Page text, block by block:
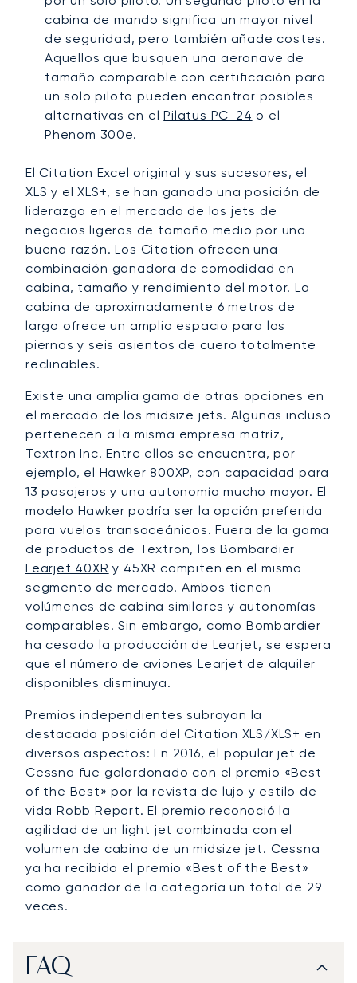
cabina de mando significa un mayor nivel
de seguridad, pero también añade costes.
Aquellos que busquen una aeronave de
tamaño comparable con certificación para
un solo piloto pueden encontrar posibles
alternativas en elPilatus PC-24 o el
Phenom 300e.
El Citation Excel original y sus sucesores, el
XLS y el XLS+, se han ganado una posición de
liderazgo en el mercado de los jets de
negocios ligeros de tamaño medio por una
buena razón. Los Citation ofrecen una
combinación ganadora de comodidad en
cabina, tamaño y rendimiento del motor. La
cabina de aproximadamente 6 metros de
largo ofrece un amplio espacio para las
piernas y seis asientos de cuero totalmente
reclinables.
Existe una amplia gama de otras opciones en
el mercado de los midsize jets. Algunas incluso
pertenecen a la misma empresa matriz,
Textron Inc. Entre ellos se encuentra, por
ejemplo, el Hawker 800XP, con capacidad para
13 pasajeros y una autonomía mucho mayor. El
modelo Hawker podría ser la opción preferida
para vuelos transoceánicos. Fuera de la gama
de productos de Textron, los Bombardier
Learjet 40XR y 45XR compiten en el mismo
segmento de mercado. Ambos tienen
volúmenes de cabina similares y autonomías
comparables. Sin embargo, como Bombardier
ha cesado la producción de Learjet, se espera
que el número de aviones Learjet de alquiler
disponibles disminuya.
Premios independientes subrayan la
destacada posición del Citation XLS/XLS+ en
diversos aspectos: En 2016, el popular jet de
Cessna fue galardonado con el premio «Best
of the Best» por la revista de lujo y estilo de
vida Robb Report. El premio reconoció la
agilidad de un light jet combinada con el
volumen de cabina de un midsize jet. Cessna
ya ha recibido el premio «Best of the Best»
como ganador de la categoría un total de 29
veces.
FAQ